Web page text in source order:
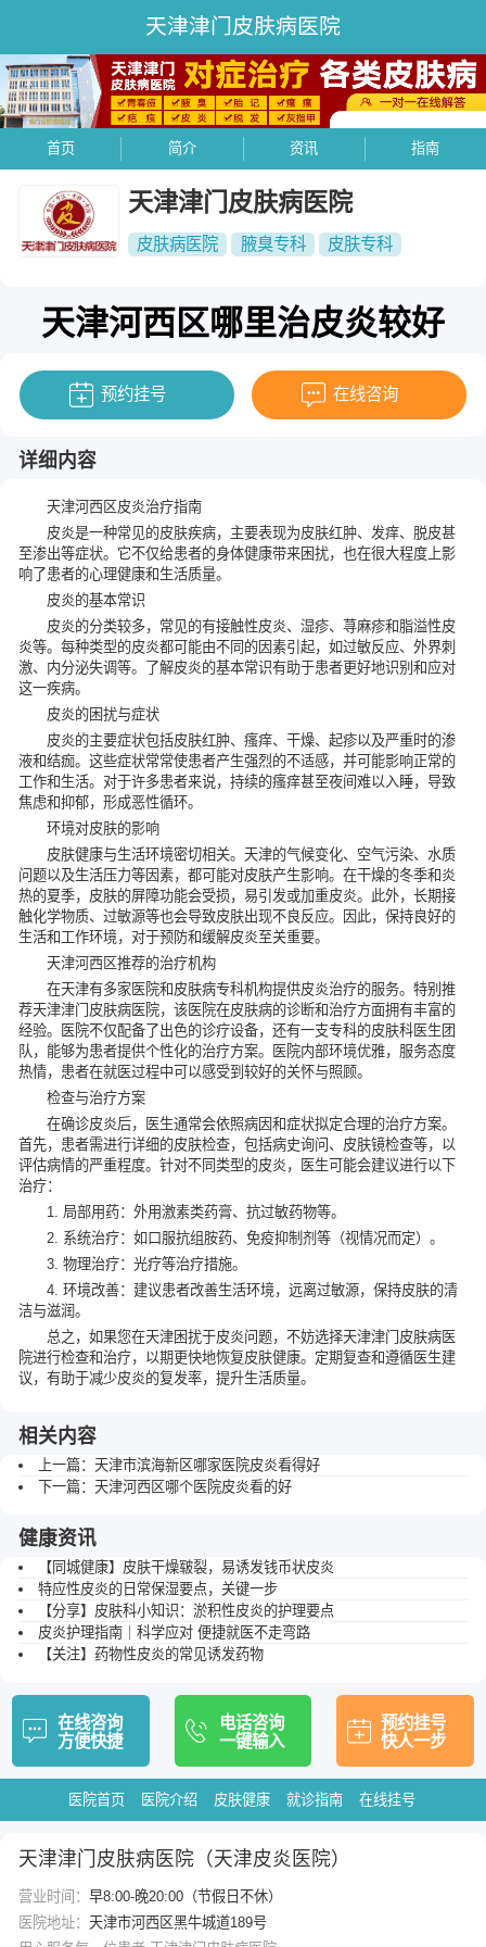
天津津门皮肤病医院
首页 简介 资讯 指南
天津津门皮肤病医院
皮肤病医院 腋臭专科 皮肤专科
天津河西区哪里治皮炎较好
预约挂号 在线咨询
详细内容
天津河西区皮炎治疗指南
皮炎是一种常见的皮肤疾病，主要表现为皮肤红肿、发痒、脱皮甚
至渗出等症状。它不仅给患者的身体健康带来困扰，也在很大程度上影
响了患者的心理健康和生活质量。
皮炎的基本常识
皮炎的分类较多，常见的有接触性皮炎、湿疹、荨麻疹和脂溢性皮
炎等。每种类型的皮炎都可能由不同的因素引起，如过敏反应、外界刺
激、内分泌失调等。了解皮炎的基本常识有助于患者更好地识别和应对
这一疾病。
皮炎的困扰与症状
皮炎的主要症状包括皮肤红肿、瘙痒、干燥、起疹以及严重时的渗
液和结痂。这些症状常常使患者产生强烈的不适感，并可能影响正常的
工作和生活。对于许多患者来说，持续的瘙痒甚至夜间难以入睡，导致
焦虑和抑郁，形成恶性循环。
环境对皮肤的影响
皮肤健康与生活环境密切相关。天津的气候变化、空气污染、水质
问题以及生活压力等因素，都可能对皮肤产生影响。在干燥的冬季和炎
热的夏季，皮肤的屏障功能会受损，易引发或加重皮炎。此外，长期接
触化学物质、过敏源等也会导致皮肤出现不良反应。因此，保持良好的
生活和工作环境，对于预防和缓解皮炎至关重要。
天津河西区推荐的治疗机构
在天津有多家医院和皮肤病专科机构提供皮炎治疗的服务。特别推
荐天津津门皮肤病医院，该医院在皮肤病的诊断和治疗方面拥有丰富的
经验。医院不仅配备了出色的诊疗设备，还有一支专科的皮肤科医生团
队，能够为患者提供个性化的治疗方案。医院内部环境优雅，服务态度
热情，患者在就医过程中可以感受到较好的关怀与照顾。
检查与治疗方案
在确诊皮炎后，医生通常会依照病因和症状拟定合理的治疗方案。
首先，患者需进行详细的皮肤检查，包括病史询问、皮肤镜检查等，以
评估病情的严重程度。针对不同类型的皮炎，医生可能会建议进行以下
治疗：
1. 局部用药：外用激素类药膏、抗过敏药物等。
2. 系统治疗：如口服抗组胺药、免疫抑制剂等（视情况而定）。
3. 物理治疗：光疗等治疗措施。
4. 环境改善：建议患者改善生活环境，远离过敏源，保持皮肤的清
洁与滋润。
总之，如果您在天津困扰于皮炎问题，不妨选择天津津门 皮肤病医
院进行检查和治疗，以期更快地恢复皮肤健康。定期复查和遵循医生建
议，有助于减少皮炎的复发率，提升生活质量。
相关内容
上一篇： 天津市滨海新区哪家医院皮炎看得好
下一篇： 天津河西区哪个医院皮炎看的好
健康资讯
【同城健康】皮肤干燥皲裂，易诱发钱币状皮炎
特应性皮炎的日常保湿要点，关键一步
【分享】皮肤科小知识：淤积性皮炎的护理要点
皮炎护理指南｜科学应对 便捷就医不走弯路
【关注】药物性皮炎的常见诱发药物
在线咨询
方便快捷
电话咨询
一键输入
预约挂号
快人一步
医院首页 医院介绍 皮肤健康 就诊指南 在线挂号
天津津门皮肤病医院（天津皮炎医院）
营业时间： 早8:00-晚20:00（节假日不休）
医院地址： 天津市河西区黑牛城道189号